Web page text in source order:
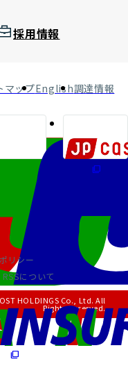
採用情報
マップEnglish調達情報
リシー
RSSについて
HOLDINGS Co., Ltd. All
Rights Reserved.